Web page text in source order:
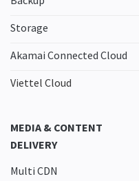
Storage
Akamai Connected Cloud
Viettel Cloud
MEDIA & CONTENT
DELIVERY
Multi CDN